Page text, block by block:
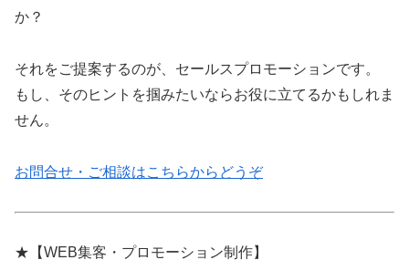
か？
それをご提案するのが、セールスプロモーションです。
もし、そのヒントを掴みたいならお役に立てるかもしれま
せん。
お問合せ・ご相談はこちらからどうぞ
★【WEB集客・プロモーション制作】